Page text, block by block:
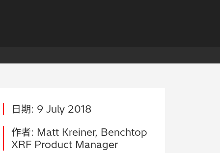
日期: 9 July 2018
作者: Matt Kreiner, Benchtop
XRF Product Manager